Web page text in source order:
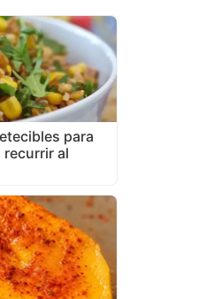
para
recurrir al